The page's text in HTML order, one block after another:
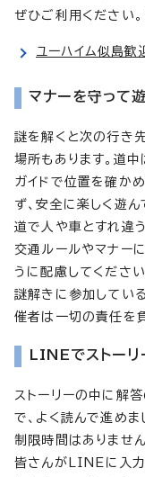
ぜひご利用ください。
ユーハイム似島歓
マナーを守って
謎を解くと次の行き
場所もあります。道
ガイドで位置を確か
ず、安全に楽しく遊ん
道で人や車とすれ違
交通ルールやマナー
うに配慮してください
謎解きに参加してい
催者は一切の責任を
LINEでストーリ
ストーリーの中に解
で、よく読んで進めま
制限時間はありません
皆さんがLINEに入力